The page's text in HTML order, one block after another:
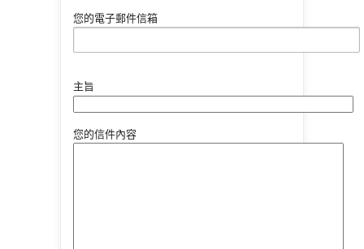
您的電子郵件信箱
主旨
您的信件內容